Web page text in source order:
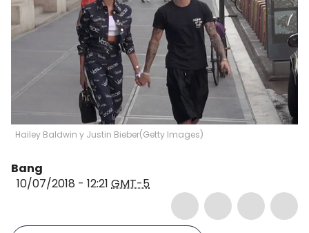
Hailey Baldwin y Justin Bieber(Getty Images)
Bang
10/07/2018 - 12:21 GMT-5